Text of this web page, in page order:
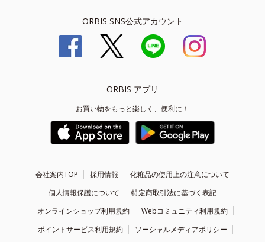
ORBIS SNS公式アカウント
ORBIS アプリ
お買い物をもっと楽しく、便利に！
会社案内TOP 採用情報
化粧品の使用上の注意について
個人情報保護について
特定商取引法に基づく表記
オンラインショップ利用規約
Webコミュニティ利用規約
ポイントサービス利用規約
ソーシャルメディアポリシー